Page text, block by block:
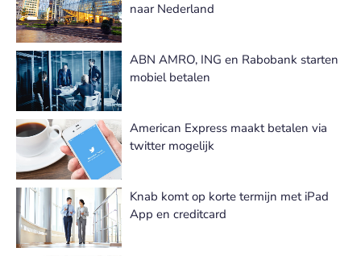
naar Nederland
ABN AMRO, ING en Rabobank starten
mobiel betalen
American Express maakt betalen via
twitter mogelijk
Knab komt op korte termijn met iPad
App en creditcard